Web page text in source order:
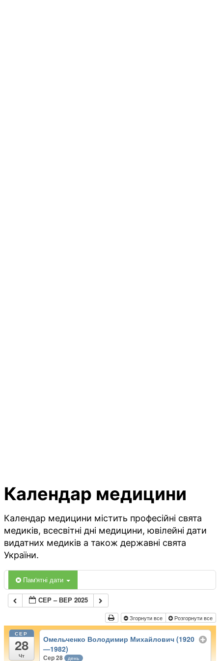
Календар медицини
Календар медицини містить професійні свята
медиків, всесвітні дні медицини, ювілейні дати
видатних медиків а також державні свята
України.
Пам'ятні дати
СЕР – ВЕР 2025
Згорнути все Розгорнути все
СЕР
28
Чт
Омельченко Володимир Михайлович (1920
—1982)
Сер 28 день